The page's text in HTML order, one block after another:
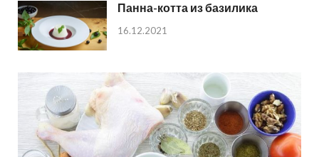
Панна-котта из базилика
16.12.2021